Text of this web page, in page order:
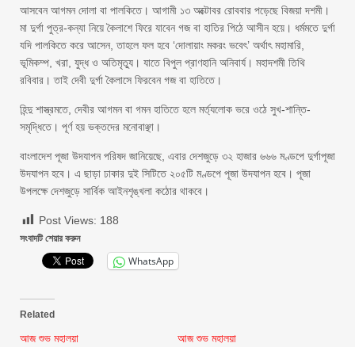
আসবেন আগমন দোলা বা পালকিতে। আগামী ১৩ অক্টোবর রোববার পড়েছে বিজয়া দশমী।
মা দুর্গা পুত্র-কন্যা নিয়ে কৈলাশে ফিরে যাবেন গজ বা হাতির পিঠে আসীন হয়ে। ধর্মমতে দুর্গা
যদি পালকিতে করে আসেন, তাহলে ফল হবে ‘দোলায়াং মকরং ভবেৎ’ অর্থাৎ মহামারি,
ভূমিকম্প, খরা, যুদ্ধ ও অতিমৃত্যু। যাতে বিপুল প্রাণহানি অনিবার্য। মহাদশমী তিথি
রবিবার। তাই দেবী দুর্গা কৈলাসে ফিরবেন গজ বা হাতিতে।
হিন্দু শাস্ত্রমতে, দেবীর আগমন বা গমন হাতিতে হলে মর্ত্যলোক ভরে ওঠে সুখ-শান্তি-
সমৃদ্ধিতে। পূর্ণ হয় ভক্তদের মনোবাঞ্ছা।
বাংলাদেশ পূজা উদযাপন পরিষদ জানিয়েছে, এবার দেশজুড়ে ৩২ হাজার ৬৬৬ মণ্ডপে দুর্গাপূজা
উদযাপন হবে। এ ছাড়া ঢাকার দুই সিটিতে ২০৫টি মণ্ডপে পূজা উদযাপন হবে। পূজা
উপলক্ষে দেশজুড়ে সার্বিক আইনশৃঙ্খলা কঠোর থাকবে।
Post Views: 188
সংবাদটি শেয়ার করুন
WhatsApp
Related
আজ শুভ মহালয়া
আজ শুভ মহালয়া